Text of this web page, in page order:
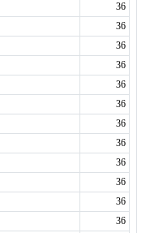
36
36
36
36
36
36
36
36
36
36
36
36